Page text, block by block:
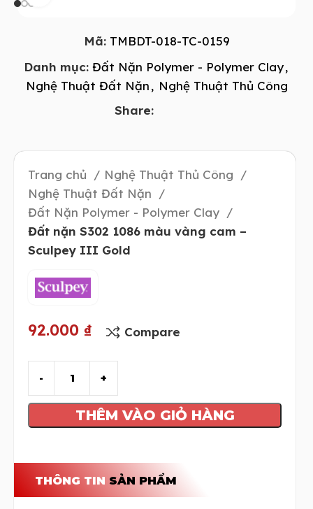
Mã: TMBDT-018-TC-0159
Danh mục: Đất Nặn Polymer - Polymer Clay,
Nghệ Thuật Đất Nặn, Nghệ Thuật Thủ Công
Share:
Trang chủ
Nghệ Thuật Thủ Công
Nghệ Thuật Đất Nặn
Đất Nặn Polymer - Polymer Clay
Đất nặn S302 1086 màu vàng cam –
Sculpey III Gold
92.000 ₫ Compare
THÊM VÀO GIỎ HÀNG
THÔNG TIN SẢN PHẨM